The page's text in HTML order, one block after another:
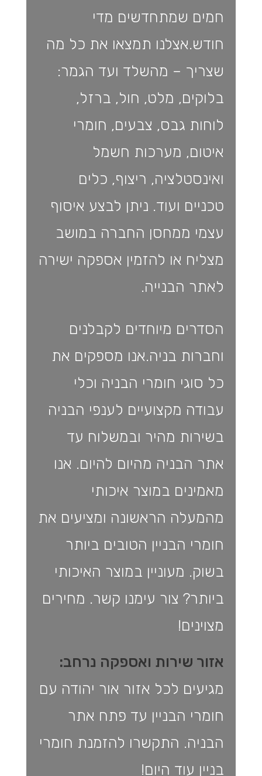
חמים שמתחדשים מדי
חודש.אצלנו תמצאו את כל מה
שצריך – מהשלד ועד הגמר:
בלוקים, מלט, חול, ברזל,
לוחות גבס, צבעים, חומרי
איטום, מערכות חשמל
ואינסטלציה, ריצוף, כלים
טכניים ועוד. ניתן לבצע איסוף
עצמי ממחסן החברה במושב
מצליח או להזמין אספקה ישירה
לאתר הבנייה.
הסדרים מיוחדים לקבלנים
וחברות בניה.אנו מספקים את
כל סוגי חומרי הבניה וכלי
עבודה מקצועיים לענפי הבניה
בשירות מהיר ובמשלוח עד
אתר הבניה מהיום להיום. אנו
מאמינים במוצר איכותי
מהמעלה הראשונה ומציעים את
חומרי הבניין הטובים ביותר
בשוק. מעוניין במוצר האיכותי
ביותר? צור עימנו קשר. מחירים
מצוינים!
אזור שירות ואספקה נרחב:
מגיעים לכל אזור אור יהודה עם
חומרי הבניין עד פתח אתר
הבניה. התקשרו להזמנת חומרי
בניין עוד היום!